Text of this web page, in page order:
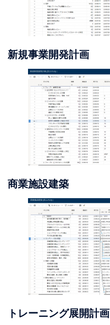
新規事業開発計画
商業施設建築
トレーニング展開計画